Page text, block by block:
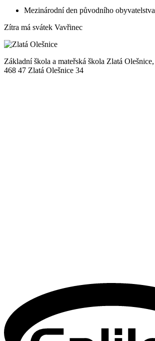
Mezinárodní den původního obyvatelstva
Zítra má svátek Vavřinec
Základní škola a mateřská škola Zlatá Olešnice,
468 47 Zlatá Olešnice 34